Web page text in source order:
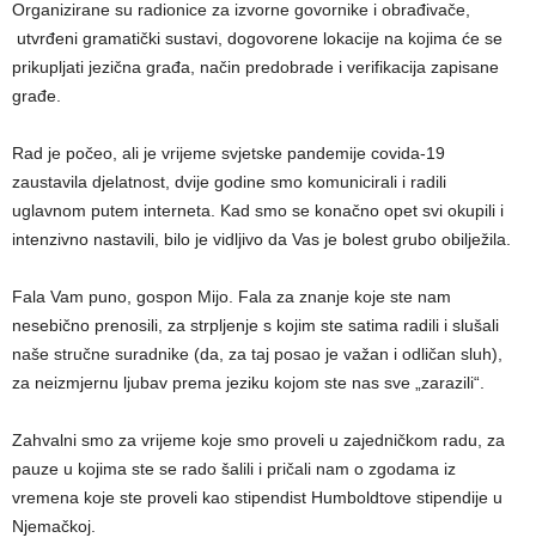
Organizirane su radionice za izvorne govornike i obrađivače,
utvrđeni gramatički sustavi, dogovorene lokacije na kojima će se
prikupljati jezična građa, način predobrade i verifikacija zapisane
građe.
Rad je počeo, ali je vrijeme svjetske pandemije covida-19
zaustavila djelatnost, dvije godine smo komunicirali i radili
uglavnom putem interneta. Kad smo se konačno opet svi okupili i
intenzivno nastavili, bilo je vidljivo da Vas je bolest grubo obilježila.
Fala Vam puno, gospon Mijo. Fala za znanje koje ste nam
nesebično prenosili, za strpljenje s kojim ste satima radili i slušali
naše stručne suradnike (da, za taj posao je važan i odličan sluh),
za neizmjernu ljubav prema jeziku kojom ste nas sve „zarazili“.
Zahvalni smo za vrijeme koje smo proveli u zajedničkom radu, za
pauze u kojima ste se rado šalili i pričali nam o zgodama iz
vremena koje ste proveli kao stipendist Humboldtove stipendije u
Njemačkoj.